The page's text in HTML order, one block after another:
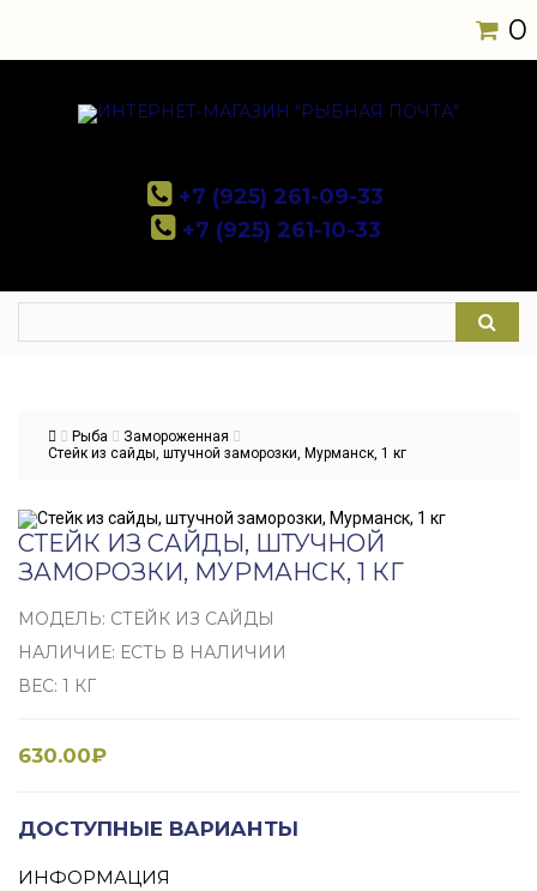
0
+7 (925) 261-09-33
+7 (925) 261-10-33
Рыба
Замороженная
Стейк из сайды, штучной заморозки, Мурманск, 1 кг
СТЕЙК ИЗ САЙДЫ, ШТУЧНОЙ
ЗАМОРОЗКИ, МУРМАНСК, 1 КГ
МОДЕЛЬ: СТЕЙК ИЗ САЙДЫ
НАЛИЧИЕ: ЕСТЬ В НАЛИЧИИ
ВЕС: 1 КГ
630.00₽
ДОСТУПНЫЕ ВАРИАНТЫ
ИНФОРМАЦИЯ